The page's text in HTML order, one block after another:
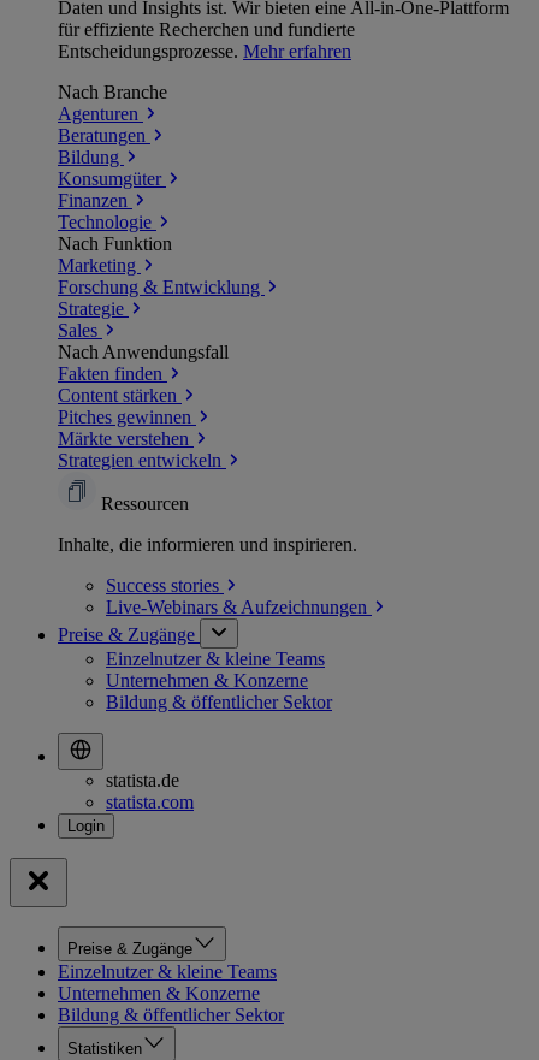
Daten und Insights ist. Wir bieten eine All-in-One-Plattform
für effiziente Recherchen und fundierte
Entscheidungsprozesse. Mehr erfahren
Nach Branche
Agenturen
Beratungen
Bildung
Konsumgüter
Finanzen
Technologie
Nach Funktion
Marketing
Forschung & Entwicklung
Strategie
Sales
Nach Anwendungsfall
Fakten finden
Content stärken
Pitches gewinnen
Märkte verstehen
Strategien entwickeln
Ressourcen
Inhalte, die informieren und inspirieren.
Success stories
Live-Webinars & Aufzeichnungen
Preise & Zugänge
Einzelnutzer & kleine Teams
Unternehmen & Konzerne
Bildung & öffentlicher Sektor
statista.de
statista.com
Preise & Zugänge
Einzelnutzer & kleine Teams
Unternehmen & Konzerne
Bildung & öffentlicher Sektor
Statistiken